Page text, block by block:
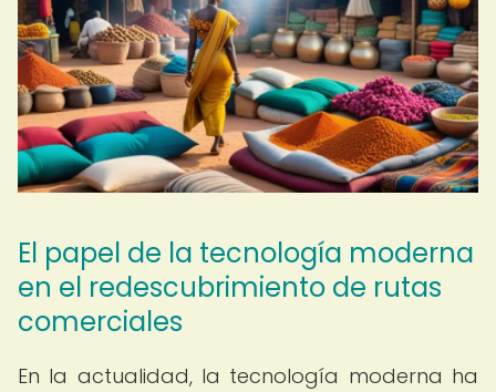
El papel de la tecnología moderna
en el redescubrimiento de rutas
comerciales
En la actualidad, la tecnología moderna ha